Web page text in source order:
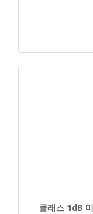
클래스 1dB